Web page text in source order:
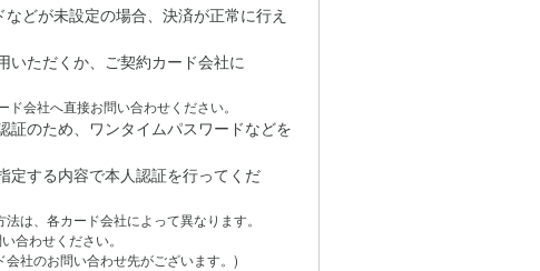
どが未設定の場合、決済が正常に行え
ただくか、ご契約カード会社に
会社へ直接お問い合わせください。
証のため、ワンタイムパスワードなどを
する内容で本人認証を行ってくだ
は、各カード会社によって異なります。
合わせください。
社のお問い合わせ先がございます。)